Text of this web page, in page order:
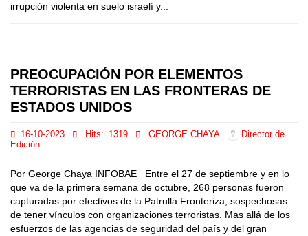
irrupción violenta en suelo israelí y...
PREOCUPACIÓN POR ELEMENTOS
TERRORISTAS EN LAS FRONTERAS DE
ESTADOS UNIDOS
16-10-2023 Hits: 1319 GEORGE CHAYA
Director de
Edición
Por George Chaya INFOBAE Entre el 27 de septiembre y en lo
que va de la primera semana de octubre, 268 personas fueron
capturadas por efectivos de la Patrulla Fronteriza, sospechosas
de tener vínculos con organizaciones terroristas. Mas allá de los
esfuerzos de las agencias de seguridad del país y del gran